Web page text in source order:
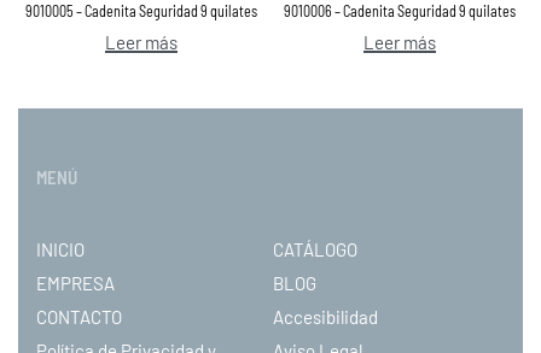
9010005 – Cadenita Seguridad 9 quilates
Leer más
9010006 – Cadenita Seguridad 9 quilates
Leer más
MENÚ
INICIO
CATÁLOGO
EMPRESA
BLOG
CONTACTO
Accesibilidad